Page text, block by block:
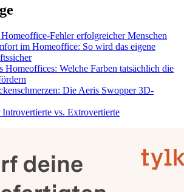
Fehler erfolgreicher Menschen
im Homeoffice: So wird das eigene
Homeoffices: Welche Farben tatsächlich die
Die Aeris Swopper 3D-
vs. Extrovertierte